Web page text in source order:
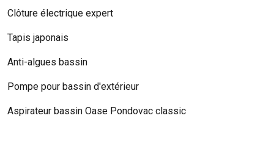
Clôture électrique expert
Tapis japonais
Anti-algues bassin
Pompe pour bassin d'extérieur
Aspirateur bassin Oase Pondovac classic